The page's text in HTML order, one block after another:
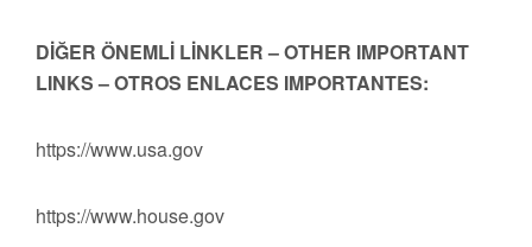
DİĞER ÖNEMLİ LİNKLER – OTHER IMPORTANT
LINKS – OTROS ENLACES IMPORTANTES:
https://www.usa.gov
https://www.house.gov